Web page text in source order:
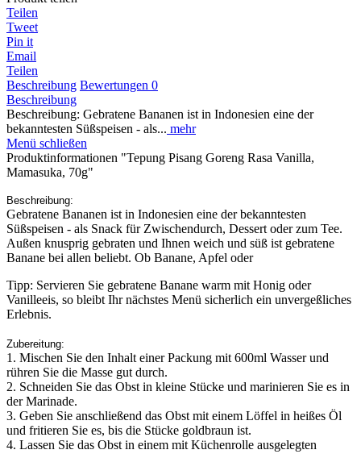
Teilen
Tweet
Pin it
Email
Teilen
Beschreibung Bewertungen 0
Beschreibung
Beschreibung: Gebratene Bananen ist in Indonesien eine der
bekanntesten Süßspeisen - als... mehr
Menü schließen
Produktinformationen "Tepung Pisang Goreng Rasa Vanilla,
Mamasuka, 70g"
Beschreibung:
Gebratene Bananen ist in Indonesien eine der bekanntesten
Süßspeisen - als Snack für Zwischendurch, Dessert oder zum Tee.
Außen knusprig gebraten und Ihnen weich und süß ist gebratene
Banane bei allen beliebt. Ob Banane, Apfel oder
Tipp: Servieren Sie gebratene Banane warm mit Honig oder
Vanilleeis, so bleibt Ihr nächstes Menü sicherlich ein unvergeßliches
Erlebnis.
Zubereitung:
1. Mischen Sie den Inhalt einer Packung mit 600ml Wasser und
rühren Sie die Masse gut durch.
2. Schneiden Sie das Obst in kleine Stücke und marinieren Sie es in
der Marinade.
3. Geben Sie anschließend das Obst mit einem Löffel in heißes Öl
und fritieren Sie es, bis die Stücke goldbraun ist.
4. Lassen Sie das Obst in einem mit Küchenrolle ausgelegten